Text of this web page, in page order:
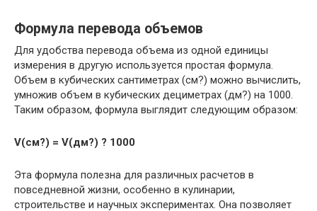
Формула перевода объемов
Для удобства перевода объема из одной единицы
измерения в другую используется простая формула.
Объем в кубических сантиметрах (см?) можно вычислить,
умножив объем в кубических дециметрах (дм?) на 1000.
Таким образом, формула выглядит следующим образом:
V(см?) = V(дм?) ? 1000
Эта формула полезна для различных расчетов в
повседневной жизни, особенно в кулинарии,
строительстве и научных экспериментах. Она позволяет